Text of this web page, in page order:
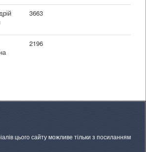
3663
2196
цього сайту можливе тільки з посиланням